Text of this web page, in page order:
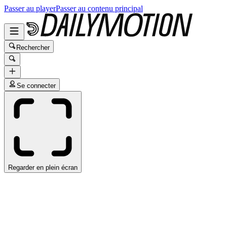
Passer au playerPasser au contenu principal
Rechercher
Se connecter
Regarder en plein écran